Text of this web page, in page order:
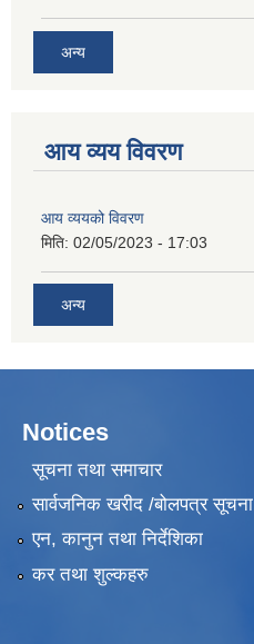
अन्य
आय व्यय विवरण
आय व्ययको विवरण
मिति: 02/05/2023 - 17:03
अन्य
Notices
सूचना तथा समाचार
सार्वजनिक खरीद /बोलपत्र सूचना
एन, कानुन तथा निर्देशिका
कर तथा शुल्कहरु